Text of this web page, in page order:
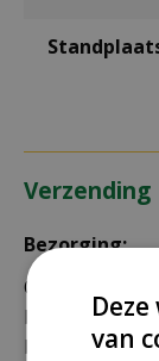
Verzending
Bezorging:
Om uw
bezorgen
bedraagt
van